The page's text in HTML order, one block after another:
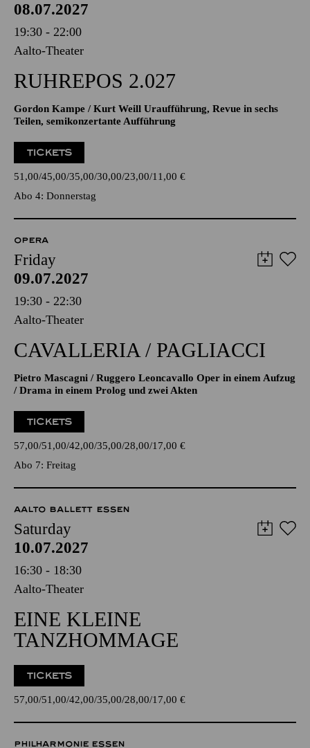
08.07.2027
19:30 - 22:00
Aalto-Theater
RUHREPOS 2.027
Gordon Kampe / Kurt Weill Uraufführung, Revue in sechs
Teilen, semikonzertante Aufführung
TICKETS
51,00 45,00 35,00 30,00 23,00 11,00 €
Abo 4: Donnerstag
OPERA
Friday
09.07.2027
19:30 - 22:30
Aalto-Theater
CAVALLERIA / PAGLIACCI
Pietro Mascagni / Ruggero Leoncavallo Oper in einem Aufzug
/ Drama in einem Prolog und zwei Akten
TICKETS
57,00 51,00 42,00 35,00 28,00 17,00 €
Abo 7: Freitag
AALTO BALLETT ESSEN
Saturday
10.07.2027
16:30 - 18:30
Aalto-Theater
EINE KLEINE
TANZHOMMAGE
TICKETS
57,00 51,00 42,00 35,00 28,00 17,00 €
PHILHARMONIE ESSEN